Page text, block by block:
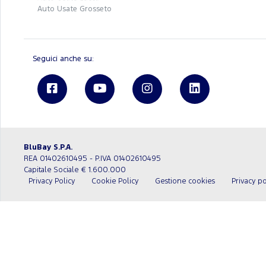
Auto Usate Grosseto
Seguici anche su:
BluBay S.P.A.
REA 01402610495 - P.IVA 01402610495
Capitale Sociale € 1.600.000
Privacy Policy
Cookie Policy Gestione cookies Privacy